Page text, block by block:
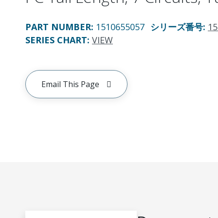
PART NUMBER: 1510655057 シリーズ番号:
SERIES CHART: VIEW
Email This Page